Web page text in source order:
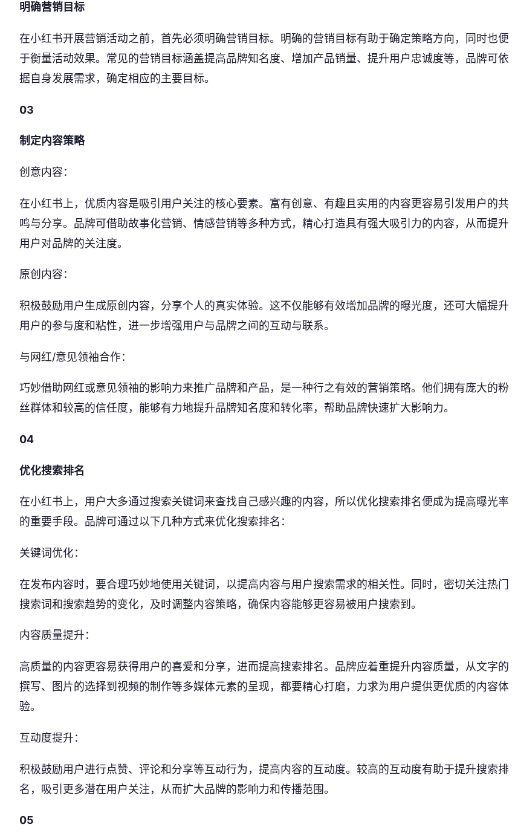
明确营销目标
在小红书开展营销活动之前，首先必须明确营销目标。明确的营销目标有助于确定策略方向，同时也便
于衡量活动效果。常见的营销目标涵盖提高品牌知名度、增加产品销量、提升用户忠诚度等，品牌可依
据自身发展需求，确定相应的主要目标。
03
制定内容策略
创意内容：
在小红书上，优质内容是吸引用户关注的核心要素。富有创意、有趣且实用的内容更容易引发用户的共
鸣与分享。品牌可借助故事化营销、情感营销等多种方式，精心打造具有强大吸引力的内容，从而提升
用户对品牌的关注度。
原创内容：
积极鼓励用户生成原创内容，分享个人的真实体验。这不仅能够有效增加品牌的曝光度，还可大幅提升
用户的参与度和粘性，进一步增强用户与品牌之间的互动与联系。
与网红/意见领袖合作：
巧妙借助网红或意见领袖的影响力来推广品牌和产品，是一种行之有效的营销策略。他们拥有庞大的粉
丝群体和较高的信任度，能够有力地提升品牌知名度和转化率，帮助品牌快速扩大影响力。
04
优化搜索排名
在小红书上，用户大多通过搜索关键词来查找自己感兴趣的内容，所以优化搜索排名便成为提高曝光率
的重要手段。品牌可通过以下几种方式来优化搜索排名：
关键词优化：
在发布内容时，要合理巧妙地使用关键词，以提高内容与用户搜索需求的相关性。同时，密切关注热门
搜索词和搜索趋势的变化，及时调整内容策略，确保内容能够更容易被用户搜索到。
内容质量提升：
高质量的内容更容易获得用户的喜爱和分享，进而提高搜索排名。品牌应着重提升内容质量，从文字的
撰写、图片的选择到视频的制作等多媒体元素的呈现，都要精心打磨，力求为用户提供更优质的内容体
验。
互动度提升：
积极鼓励用户进行点赞、评论和分享等互动行为，提高内容的互动度。较高的互动度有助于提升搜索排
名，吸引更多潜在用户关注，从而扩大品牌的影响力和传播范围。
05
公司名称 *